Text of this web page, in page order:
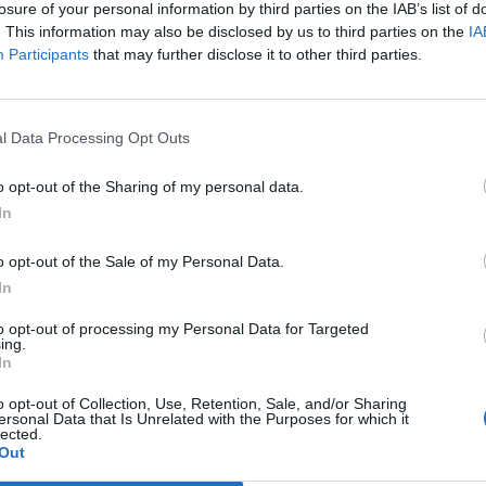
of your personal information by third parties on the IAB’s list of
This information may also be disclosed by us to third parties on the
Participants that may further disclose it to other third parties.
Data Processing Opt Outs
opt-out of the Sharing of my personal data.
opt-out of the Sale of my Personal Data.
opt-out of processing my Personal Data for Targeted
opt-out of Collection, Use, Retention, Sale, and/or Sharing
Data that Is Unrelated with the Purposes for which it
año.Tras congregar a 46.000 personasen
pasado mes de junio, la organización
del público local con un paquete de
se abra la veda general.
compra
en marcha de forma inmediata este
. Para beneficiarse de la promoción, los
siguientes puntos: estar empadronado
el DNI( permitiéndose un
A cambio, los vecinos obtendrán un
a la tarifa oficial y la inclusión gratuita de